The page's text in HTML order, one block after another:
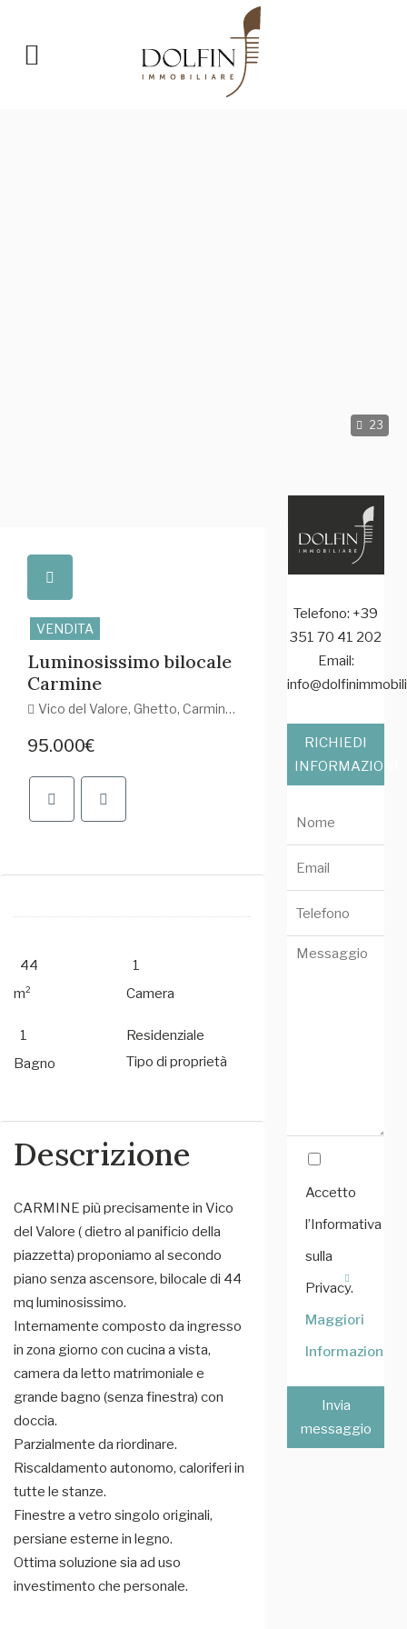
23
VENDITA
Luminosissimo bilocale
Carmine
Vico del Valore, Ghetto, Carmine, Centro Est, Genova, Liguria, 16125, Italia
95.000€
44
m²
1
Camera
1
Bagno
Residenziale
Tipo di proprietà
Descrizione
CARMINE più precisamente in Vico
del Valore ( dietro al panificio della
piazzetta) proponiamo al secondo
piano senza ascensore, bilocale di 44
mq luminosissimo.
Internamente composto da ingresso
in zona giorno con cucina a vista,
camera da letto matrimoniale e
grande bagno (senza finestra) con
doccia.
Parzialmente da riordinare.
Riscaldamento autonomo, caloriferi in
tutte le stanze.
Finestre a vetro singolo originali,
persiane esterne in legno.
Ottima soluzione sia ad uso
investimento che personale.
Telefono: +39
351 70 41 202
Email:
RICHIEDI
INFORMAZIONI
Accetto
l’Informativa
sulla
Privacy.
Maggiori
Informazioni
Invia
messaggio